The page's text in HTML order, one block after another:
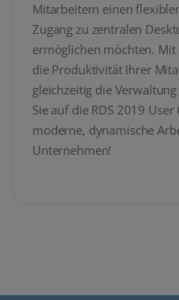
Mitarbeitern einen
Zugang zu zentralen
ermöglichen möchten. Mit
die Produktivität Ihrer
gleichzeitig die
Sie auf die RDS 2019
moderne, dynamische
Unternehmen!